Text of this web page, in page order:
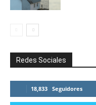
Redes Sociales
18,833 Seguidores